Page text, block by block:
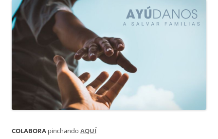
COLABORA pinchando AQUÍ